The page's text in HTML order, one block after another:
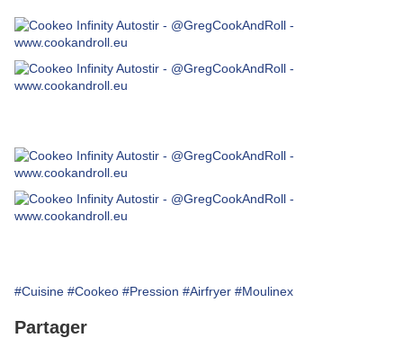
#Cuisine #Cookeo #Pression #Airfryer #Moulinex
Partager